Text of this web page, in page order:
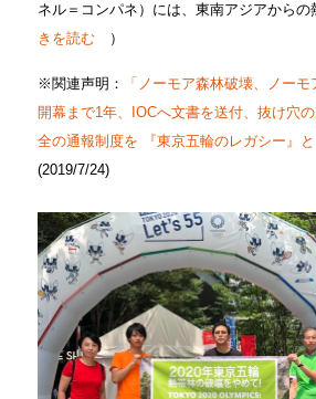
ネル＝コンパネ）には、東南アジアからの
きを読む ）
※関連声明：
「ノーモア森林破壊、ノー
開幕まで1年、IOCへ文書を送付、抜け穴
全の通報制度を 『東京五輪のレガシー』と
(2019/7/24)